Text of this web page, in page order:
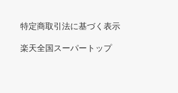
特定商取引法に基づく表示
楽天全国スーパートップ